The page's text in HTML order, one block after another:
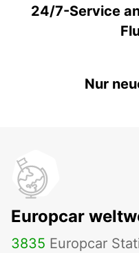
24/7-Service
Nur
Europcar
3835 Europcar